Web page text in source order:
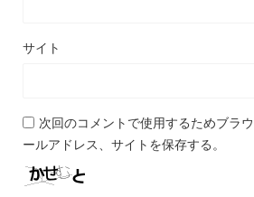
サイト
次回のコメントで使用するためブラ
ールアドレス、サイトを保存する。